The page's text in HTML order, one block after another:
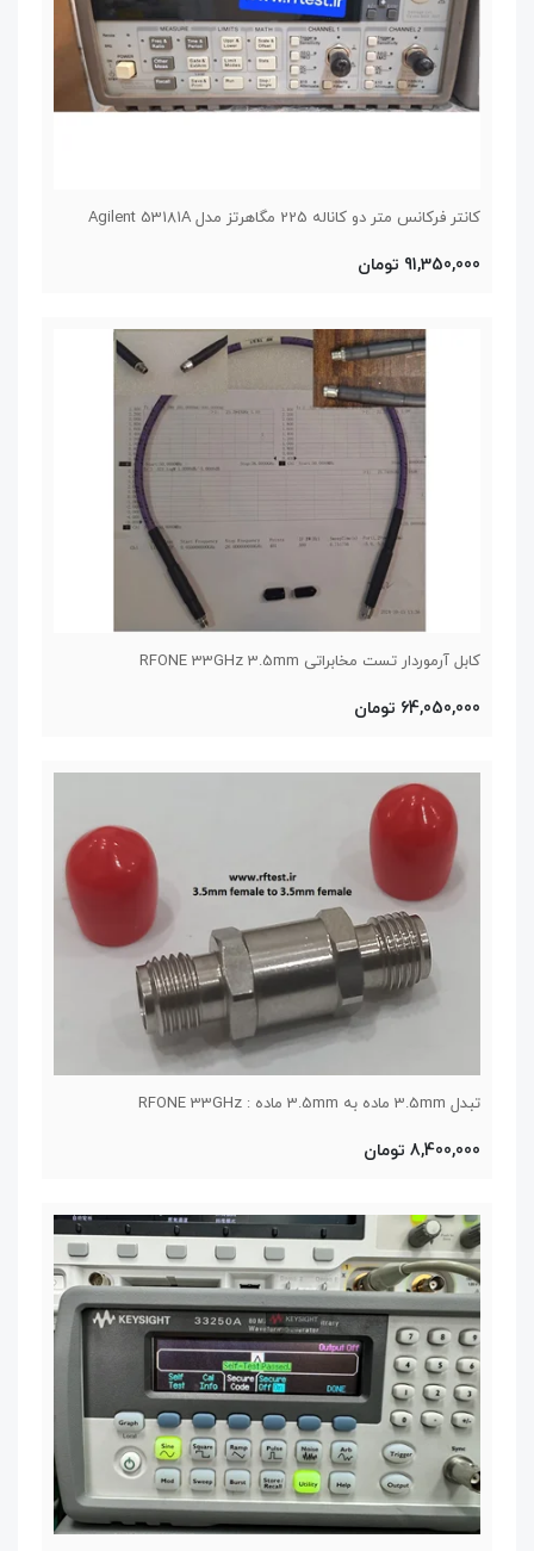
کانتر فرکانس متر دو کاناله 225 مگاهرتز مدل Agilent 53181A
91,350,000 تومان
کابل آرموردار تست مخابراتی RFONE 33GHz 3.5mm
64,050,000 تومان
تبدل 3.5mm ماده به 3.5mm ماده : RFONE 33GHz
8,400,000 تومان